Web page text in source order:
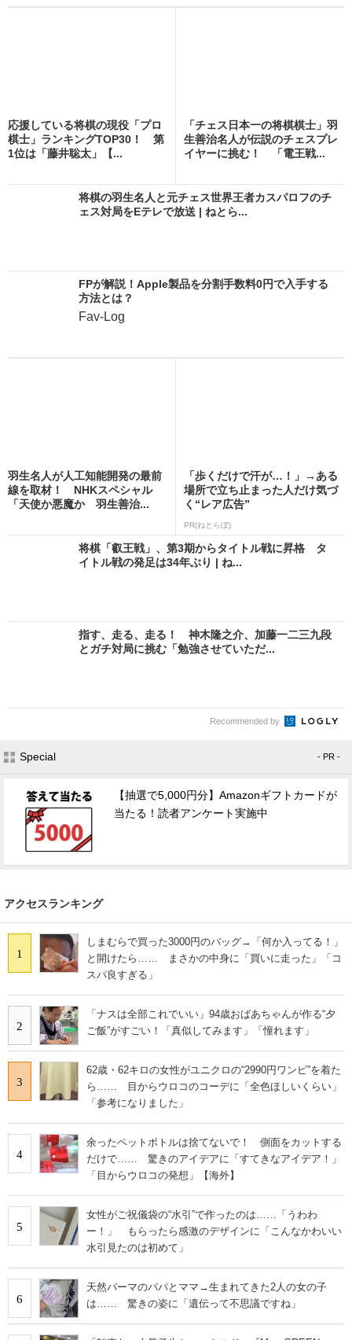
応援している将棋の現役「プロ
棋士」ランキングTOP30！ 第
1位は「藤井聡太」【...
「チェス日本一の将棋棋士」羽
生善治名人が伝説のチェスプレ
イヤーに挑む！ 「電王戦...
将棋の羽生名人と元チェス世界王者カスパロフのチ
ェス対局をEテレで放送 | ねとら...
FPが解説！Apple製品を分割手数料0円で入手する
方法とは？
Fav-Log
羽生名人が人工知能開発の最前
線を取材！ NHKスペシャル
「天使か悪魔か 羽生善治...
「歩くだけで汗が…！」→ある
場所で立ち止まった人だけ気づ
く“レア広告”
PR(ねとらぼ)
将棋「叡王戦」、第3期からタイトル戦に昇格 タ
イトル戦の発足は34年ぶり | ね...
指す、走る、走る！ 神木隆之介、加藤一二三九段
とガチ対局に挑む「勉強させていただ...
Recommended by
Special - PR -
【抽選で5,000円分】Amazonギフトカードが
当たる！読者アンケート実施中
アクセスランキング
1
しまむらで買った3000円のバッグ→「何か入ってる！」
と開けたら…… まさかの中身に「買いに走った」「コ
スパ良すぎる」
2
「ナスは全部これでいい」94歳おばあちゃんが作る“夕
ご飯”がすごい！「真似してみます」「憧れます」
3
62歳・62キロの女性がユニクロの“2990円ワンピ”を着た
ら…… 目からウロコのコーデに「全色ほしいくらい」
「参考になりました」
4
余ったペットボトルは捨てないで！ 側面をカットする
だけで…… 驚きのアイデアに「すてきなアイデア！」
「目からウロコの発想」【海外】
5
女性がご祝儀袋の“水引”で作ったのは……「うわわ
ー！」 もらったら感激のデザインに「こんなかわいい
水引見たのは初めて」
6
天然パーマのパパとママ→生まれてきた2人の女の子
は…… 驚きの姿に「遺伝って不思議ですね」